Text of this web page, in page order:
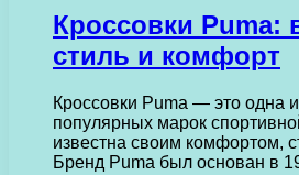
Кроссовки Puma:
стиль и комфорт
Кроссовки Puma — это одна
популярных марок
известна своим комфортом,
Бренд Puma был основан в